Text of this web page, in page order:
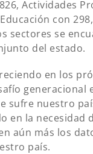
Actividades
con
sectores se
del estado.
en los
generacional
sufre nuestro
en la
aún más los
país.